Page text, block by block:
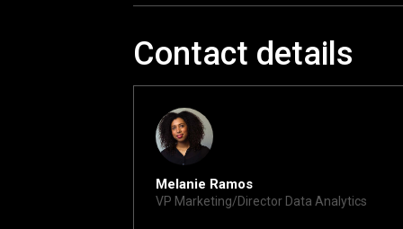
Contact details
Melanie Ramos
VP Marketing/Director Data Analytics